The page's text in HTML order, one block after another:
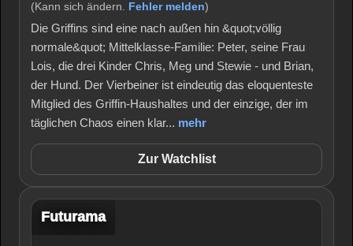
(Kann sich ändern. Fehler melden)
Die Griffins sind eine nach außen hin &quot;völlig
normale&quot; Mittelklasse-Familie: Peter, seine Frau
Lois, die drei Kinder Chris, Meg und Stewie - und Brian,
der Hund. Der Vierbeiner ist eindeutig das eloquenteste
Mitglied des Griffin-Haushaltes und der einzige, der im
täglichen Chaos einen klar... mehr
Zur Watchlist
Futurama